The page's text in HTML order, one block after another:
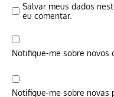
Salvar meus dados
eu comentar.
Notifique-me sobre novos
Notifique-me sobre novas